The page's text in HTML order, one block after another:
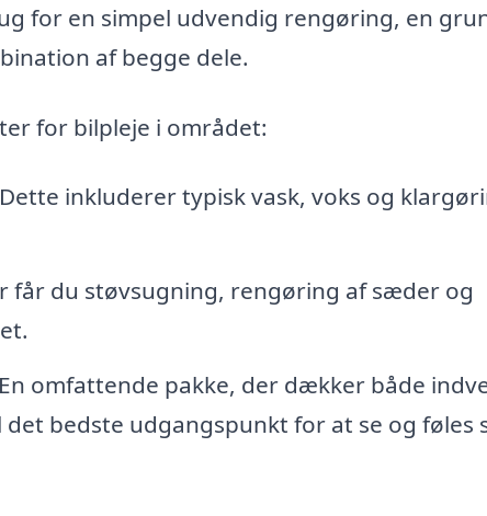
for en simpel udvendig rengøring, en
af begge dele.
for bilpleje i området:
inkluderer typisk vask, voks og
får du støvsugning, rengøring af sæder og
omfattende pakke, der dækker både
bedste udgangspunkt for at se og føles